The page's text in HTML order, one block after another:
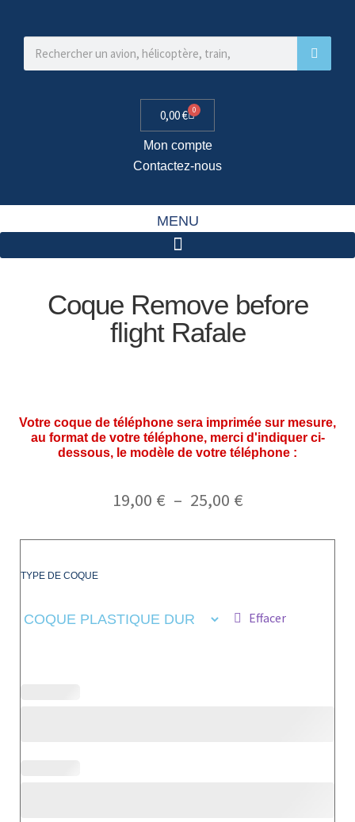
0,00€ 0
Mon compte
Contactez-nous
MENU
Coque Remove before
flight Rafale
Votre coque de téléphone sera imprimée sur mesure,
au format de votre téléphone, merci d'indiquer ci-
dessous, le modèle de votre téléphone :
19,00 € – 25,00 €
TYPE DE COQUE
Effacer